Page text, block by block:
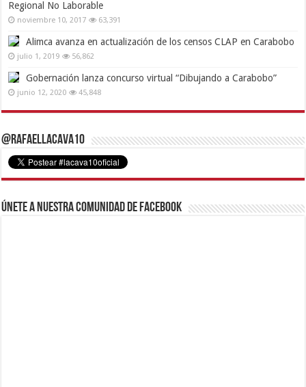
Regional No Laborable
noviembre 10, 2017 63,391
Alimca avanza en actualización de los censos CLAP en Carabobo
julio 1, 2019 56,862
Gobernación lanza concurso virtual “Dibujando a Carabobo”
junio 12, 2020 45,848
@RafaelLacava10
Únete a nuestra comunidad de Facebook